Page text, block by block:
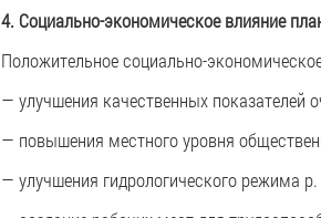
4. Социально-экономическое влияние
Положительное социально-
— улучшения качественных показателей
— повышения местного уровня
— улучшения гидрологического режима